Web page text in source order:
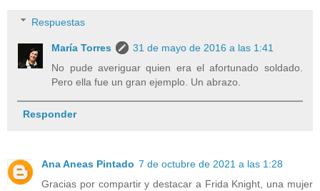
Respuestas
María Torres
31 de mayo de 2016 a las 1:41
No pude averiguar quien era el afortunado soldado.
Pero ella fue un gran ejemplo. Un abrazo.
Responder
Ana Aneas Pintado 7 de octubre de 2021 a las 1:28
Gracias por compartir y destacar a Frida Knight, una mujer